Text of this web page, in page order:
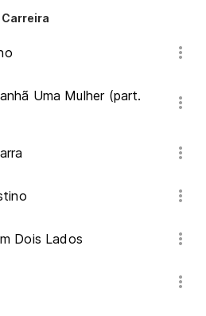
Uma Mulher (part.
Dois Lados